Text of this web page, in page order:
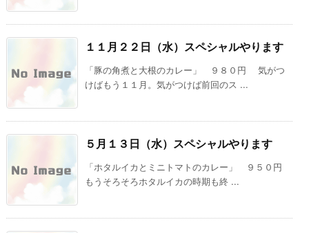
１１月２２日（水）スペシャルやります
「豚の角煮と大根のカレー」 ９８０円 気がつ
けばもう１１月。気がつけば前回のス ...
５月１３日（水）スペシャルやります
「ホタルイカとミニトマトのカレー」 ９５０円
もうそろそろホタルイカの時期も終 ...